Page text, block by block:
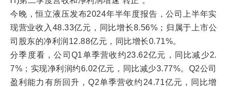
今晚，恒立液压发布2024年半年度报告，公司上半年实
现营业收入48.33亿元，同比增长8.56%；归属于上市公
司股东的净利润12.88亿元，同比增长0.71%。
分季度看，公司Q1单季营收约23.62亿元，同比减少2.
7%；实现净利润约6.02亿元，同比减少3.77%。Q2公司
盈利能力有所回升，Q2单季营收约24.71亿元，同比增